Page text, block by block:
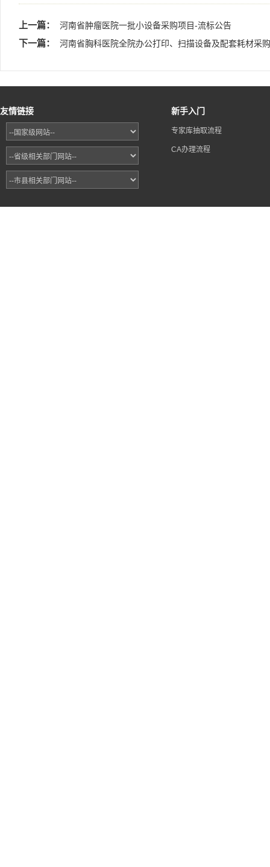
上一篇： 河南省肿瘤医院一批小设备采购项目-流标公告
下一篇： 河南省胸科医院全院办公打印、扫描设备及配套耗材采
友情链接 新手入门
专家库抽取流程
CA办理流程